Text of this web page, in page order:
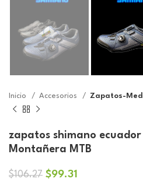
Inicio Accesorios Zapatos-
zapatos shimano ecuador
Montañera MTB
$106.27 El
$99.31